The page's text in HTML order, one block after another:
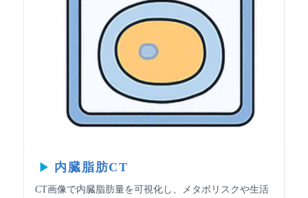
内臓脂肪CT
CT画像で内臓脂肪量を可視化し、メタボリスクや生活